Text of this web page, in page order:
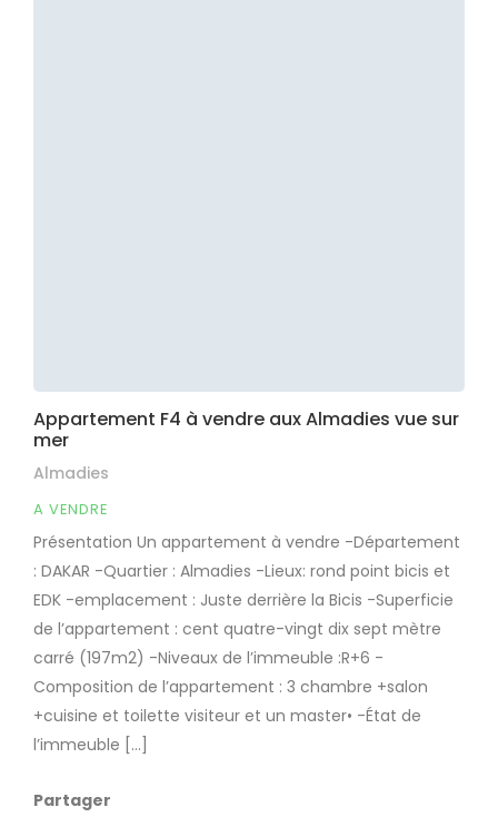
Appartement F4 à vendre aux Almadies vue sur
mer
Almadies
A VENDRE
Présentation Un appartement à vendre -Département
: DAKAR -Quartier : Almadies -Lieux: rond point bicis et
EDK -emplacement : Juste derrière la Bicis -Superficie
de l’appartement : cent quatre-vingt dix sept mètre
carré (197m2) -Niveaux de l’immeuble :R+6 -
Composition de l’appartement : 3 chambre +salon
+cuisine et toilette visiteur et un master• -État de
l’immeuble […]
Partager